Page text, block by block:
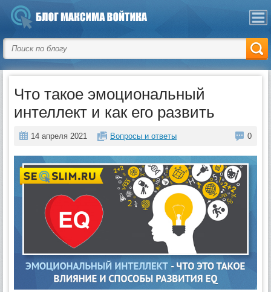
Что такое эмоциональный
интеллект и как его развить
14 апреля 2021 Вопросы и ответы 0